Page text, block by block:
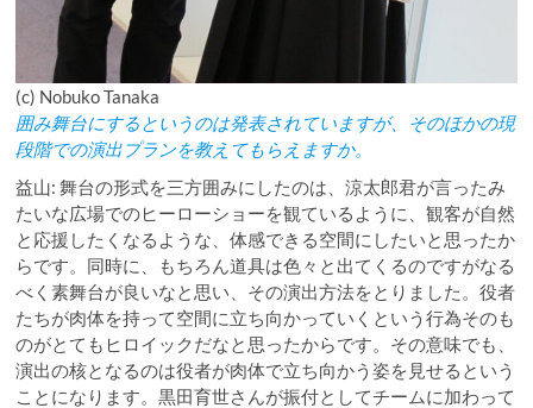
(c) Nobuko Tanaka
囲み舞台にするというのは発表されていますが、そのほかの現
段階での演出プランを教えてもらえますか。
益山: 舞台の形式を三方囲みにしたのは、涼太郎君が言ったみ
たいな広場でのヒーローショーを観ているように、観客が自然
と応援したくなるような、体感できる空間にしたいと思ったか
らです。同時に、もちろん道具は色々と出てくるのですがなる
べく素舞台が良いなと思い、その演出方法をとりました。役者
たちが肉体を持って空間に立ち向かっていくという行為そのも
のがとてもヒロイックだなと思ったからです。その意味でも、
演出の核となるのは役者が肉体で立ち向かう姿を見せるという
ことになります。黒田育世さんが振付としてチームに加わって